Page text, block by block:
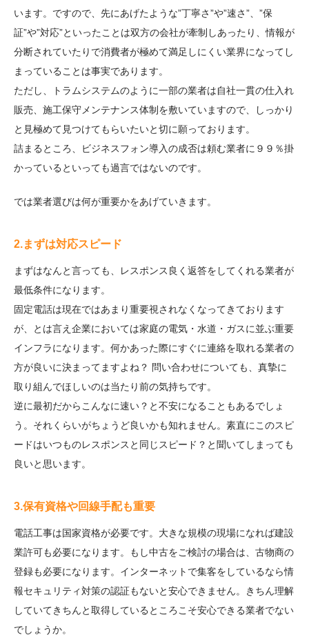
います。ですので、先にあげたような”丁寧さ”や”速さ”、”保
証”や”対応”といったことは双方の会社が牽制しあったり、情報が
分断されていたりで消費者が極めて満足しにくい業界になってし
まっていることは事実であります。
ただし、トラムシステムのように一部の業者は自社一貫の仕入れ
販売、施工保守メンテナンス体制を敷いていますので、しっかり
と見極めて見つけてもらいたいと切に願っております。
詰まるところ、ビジネスフォン導入の成否は頼む業者に９９％掛
かっているといっても過言ではないのです。
では業者選びは何が重要かをあげていきます。
2.まずは対応スピード
まずはなんと言っても、レスポンス良く返答をしてくれる業者が
最低条件になります。
固定電話は現在ではあまり重要視されなくなってきております
が、とは言え企業においては家庭の電気・水道・ガスに並ぶ重要
インフラになります。何かあった際にすぐに連絡を取れる業者の
方が良いに決まってますよね？ 問い合わせについても、真摯に
取り組んでほしいのは当たり前の気持ちです。
逆に最初だからこんなに速い？と不安になることもあるでしょ
う。それくらいがちょうど良いかも知れません。素直にこのスピ
ードはいつものレスポンスと同じスピード？と聞いてしまっても
良いと思います。
3.保有資格や回線手配も重要
電話工事は国家資格が必要です。大きな規模の現場になれば建設
業許可も必要になります。もし中古をご検討の場合は、古物商の
登録も必要になります。インターネットで集客をしているなら情
報セキュリティ対策の認証もないと安心できません。きちん理解
していてきちんと取得しているところこそ安心できる業者でない
でしょうか。